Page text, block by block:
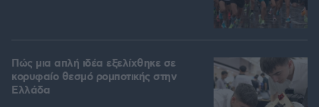
Πώς μια απλή ιδέα εξελίχθηκε σε
κορυφαίο θεσμό ρομποτικής στην
Ελλάδα